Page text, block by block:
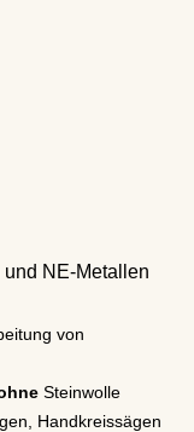
NE-Metallen
von
Steinwolle
Handkreissägen